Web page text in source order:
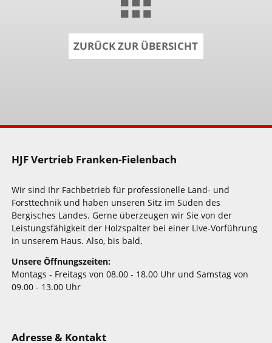
ZURÜCK ZUR ÜBERSICHT
HJF Vertrieb Franken-Fielenbach
Wir sind Ihr Fachbetrieb für professionelle Land- und
Forsttechnik und haben unseren Sitz im Süden des
Bergisches Landes. Gerne überzeugen wir Sie von der
Leistungsfähigkeit der Holzspalter bei einer Live-Vorführung
in unserem Haus. Also, bis bald.
Unsere Öffnungszeiten:
Montags - Freitags von 08.00 - 18.00 Uhr und Samstag von
09.00 - 13.00 Uhr
Adresse & Kontakt